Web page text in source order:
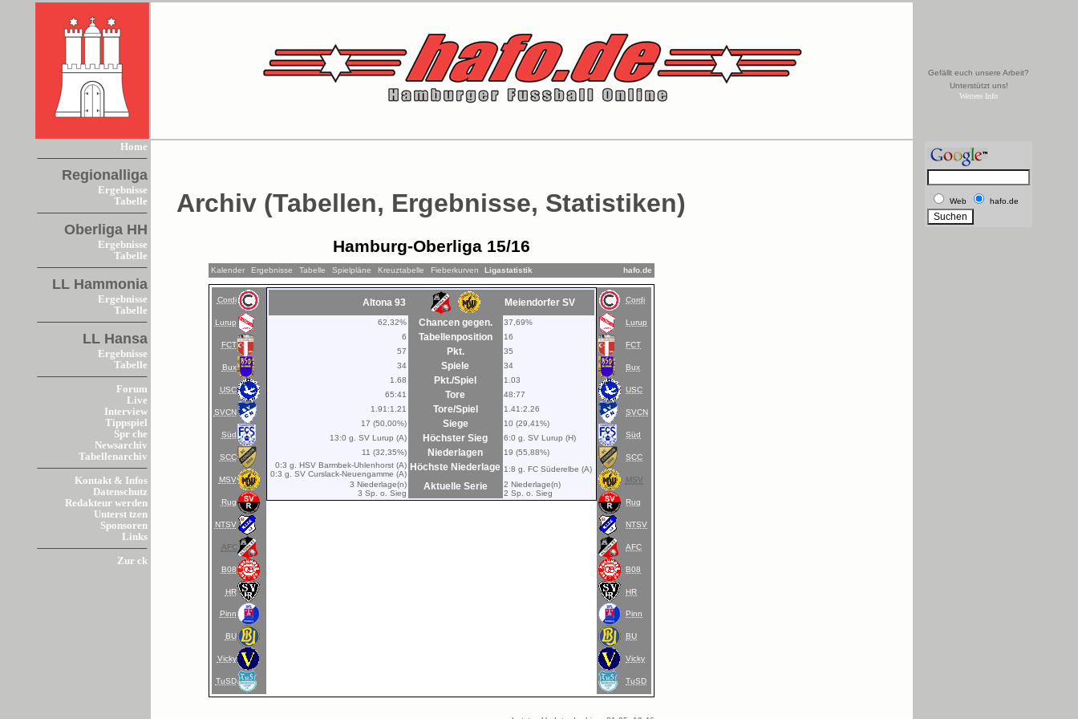
Gefällt euch unsere Arbeit?
Unterstützt uns!
Weitere Info
Home
Regionalliga
Ergebnisse
Tabelle
Oberliga HH
Ergebnisse
Tabelle
LL Hammonia
Ergebnisse
Tabelle
LL Hansa
Ergebnisse
Tabelle
Forum
Live
Interview
Tippspiel
Spr che
Newsarchiv
Tabellenarchiv
Kontakt & Infos
Datenschutz
Redakteur werden
Unterst tzen
Sponsoren
Links
Zur ck
Archiv (Tabellen, Ergebnisse, Statistiken)
Hamburg-Oberliga 15/16
Kalender Ergebnisse Tabelle Spielpläne Kreuztabelle Fieberkurven Ligastatistik hafo.de
Cordi
Lurup
FCT
Bux
USC
SVCN
Süd
SCC
MSV
Rug
NTSV
AFC
B08
HR
Pinn
BU
Vicky
TuSD
Altona 93 Meiendorfer SV
62,32% Chancen gegen.
37,69%
6
Tabellenposition
16
57
Pkt.
35
34
Spiele
34
1.68
Pkt./Spiel
1.03
65:41
Tore
48:77
1.91:1.21
Tore/Spiel
1.41:2.26
17 (50,00%)
Siege
10 (29,41%)
13:0 g. SV Lurup (A)
Höchster Sieg
6:0 g. SV Lurup (H)
11 (32,35%)
Niederlagen
19 (55,88%)
0:3 g. HSV Barmbek-Uhlenhorst (A)
0:3 g. SV Curslack-Neuengamme (A)
Höchste Niederlage 1:8 g. FC Süderelbe (A)
3 Niederlage(n)
3 Sp. o. Sieg
Aktuelle Serie
2 Niederlage(n)
2 Sp. o. Sieg
Cordi
Lurup
FCT
Bux
USC
SVCN
Süd
SCC
MSV
Rug
NTSV
AFC
B08
HR
Pinn
BU
Vicky
TuSD
Web hafo.de